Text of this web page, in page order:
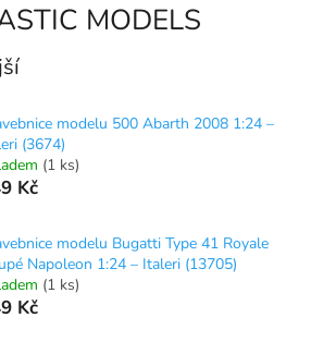
MODELS
modelu 500 Abarth 2008 1:24 –
(3674)
(1 ks)
Kč
modelu Bugatti Type 41 Royale
Napoleon 1:24 – Italeri (13705)
(1 ks)
Kč